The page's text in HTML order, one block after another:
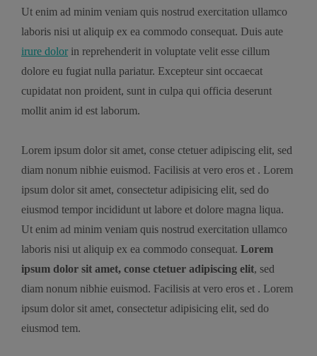
Ut enim ad minim veniam quis nostrud exercitation ullamco
laboris nisi ut aliquip ex ea commodo consequat. Duis aute
irure dolor in reprehenderit in voluptate velit esse cillum
dolore eu fugiat nulla pariatur. Excepteur sint occaecat
cupidatat non proident, sunt in culpa qui officia deserunt
mollit anim id est laborum.
Lorem ipsum dolor sit amet, conse ctetuer adipiscing elit, sed
diam nonum nibhie euismod. Facilisis at vero eros et . Lorem
ipsum dolor sit amet, consectetur adipisicing elit, sed do
eiusmod tempor incididunt ut labore et dolore magna liqua.
Ut enim ad minim veniam quis nostrud exercitation ullamco
laboris nisi ut aliquip ex ea commodo consequat. Lorem
ipsum dolor sit amet, conse ctetuer adipiscing elit, sed
diam nonum nibhie euismod. Facilisis at vero eros et . Lorem
ipsum dolor sit amet, consectetur adipisicing elit, sed do
eiusmod tem.